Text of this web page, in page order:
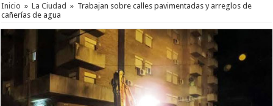
Inicio » La Ciudad » Trabajan sobre calles pavimentadas y arreglos de
cañerías de agua